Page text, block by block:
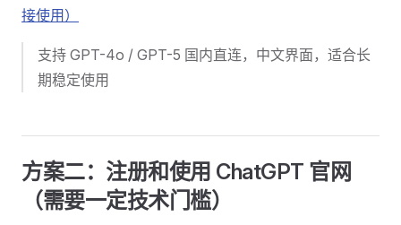
接使用）
支持 GPT-4o / GPT-5 国内直连，中文界面，适合长
期稳定使用
方案二：注册和使用 ChatGPT 官网
（需要一定技术门槛） ​